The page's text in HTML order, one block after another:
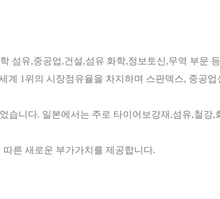
섬유,중공업,건설,섬유 화학,정보토신,무역 부문
계 1위의 시장점유율을 차지하며 스판덱스, 중공업
습니다. 일본에서는 주로 타이어보강재,섬유,철강,
른 새로운 부가가치를 제공합니다.